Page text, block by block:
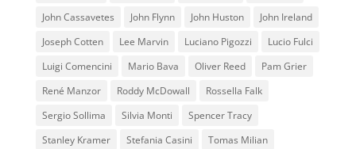
John Cassavetes
John Flynn John Huston
John Ireland
Joseph Cotten
Lee Marvin Luciano Pigozzi
Lucio Fulci
Luigi Comencini
Mario Bava Oliver Reed
Pam Grier
René Manzor
Roddy McDowall
Rossella Falk
Sergio Sollima
Silvia Monti
Spencer Tracy
Stanley Kramer
Stefania Casini Tomas Milian